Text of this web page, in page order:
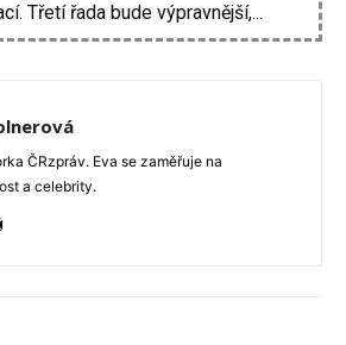
Třetí řada bude výpravnější,...
opět vtrhne do hospod. Nové...
ČRzpráv. Eva se zaměřuje na
a celebrity.